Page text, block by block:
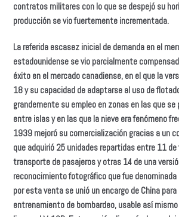
contratos militares con lo que se despejó su
producción se vio fuertemente incrementada.
La referida escasez inicial de demanda en el
estadounidense se vio parcialmente
éxito en el mercado canadiense, en el que la
18 y su capacidad de adaptarse al uso de
grandemente su empleo en zonas en las que
entre islas y en las que la nieve era fenómeno
1939 mejoró su comercialización gracias a un
que adquirió 25 unidades repartidas entre 11 de
transporte de pasajeros y otras 14 de una
reconocimiento fotográfico que fue denominada
por esta venta se unió un encargo de China
entrenamiento de bombardeo, usable así